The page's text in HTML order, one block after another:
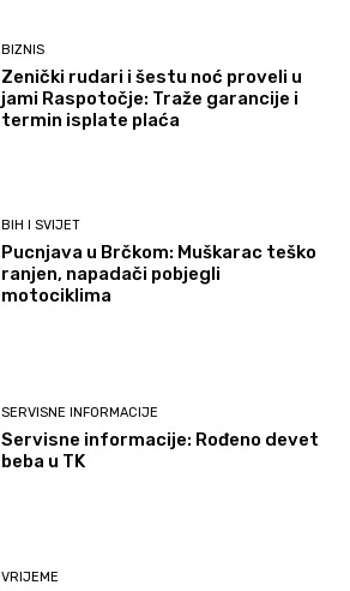
BIZNIS
Zenički rudari i šestu noć proveli u
jami Raspotočje: Traže garancije i
termin isplate plaća
BIH I SVIJET
Pucnjava u Brčkom: Muškarac teško
ranjen, napadači pobjegli
motociklima
SERVISNE INFORMACIJE
Servisne informacije: Rođeno devet
beba u TK
VRIJEME